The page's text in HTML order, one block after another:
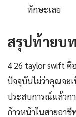
ทักษะเลย
สรุปท้ายบ
4 26 taylor swift
ปัจจุบันไม่ว่าคุณจะ
ประสบการณ์แล้วกา
ก้าวหน้าในสายอาชี